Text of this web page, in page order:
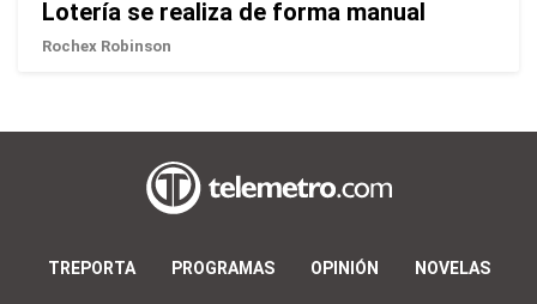
Lotería se realiza de forma manual
Rochex Robinson
TREPORTA PROGRAMAS OPINIÓN NOVELAS